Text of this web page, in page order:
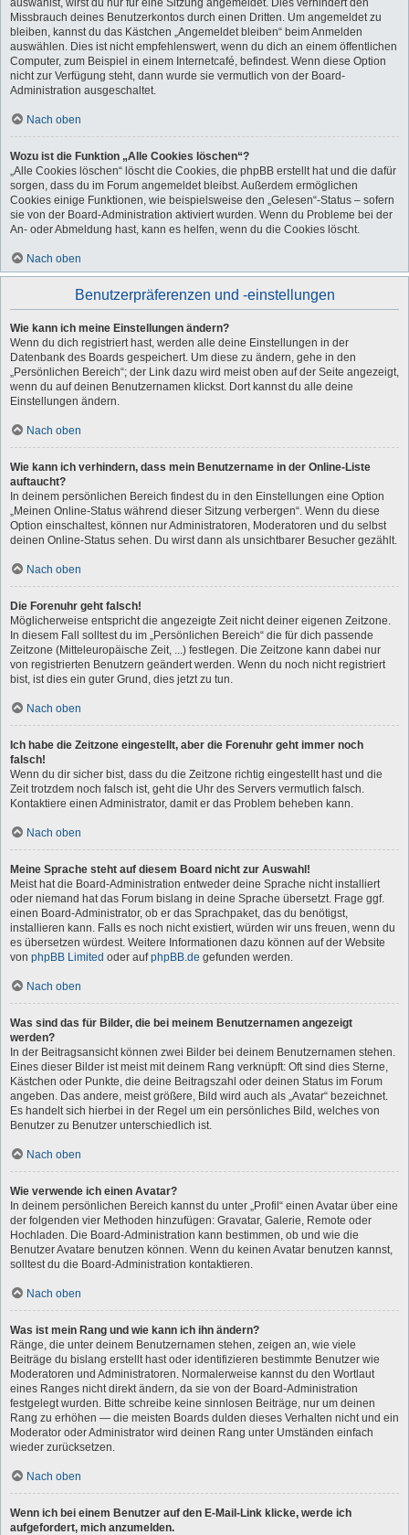
auswählst, wirst du nur für eine Sitzung angemeldet. Dies verhindert den
Missbrauch deines Benutzerkontos durch einen Dritten. Um angemeldet zu
bleiben, kannst du das Kästchen „Angemeldet bleiben“ beim Anmelden
auswählen. Dies ist nicht empfehlenswert, wenn du dich an einem öffentlichen
Computer, zum Beispiel in einem Internetcafé, befindest. Wenn diese Option
nicht zur Verfügung steht, dann wurde sie vermutlich von der Board-
Administration ausgeschaltet.
Nach oben
Wozu ist die Funktion „Alle Cookies löschen“?
„Alle Cookies löschen“ löscht die Cookies, die phpBB erstellt hat und die dafür
sorgen, dass du im Forum angemeldet bleibst. Außerdem ermöglichen
Cookies einige Funktionen, wie beispielsweise den „Gelesen“-Status – sofern
sie von der Board-Administration aktiviert wurden. Wenn du Probleme bei der
An- oder Abmeldung hast, kann es helfen, wenn du die Cookies löscht.
Nach oben
Benutzerpräferenzen und -einstellungen
Wie kann ich meine Einstellungen ändern?
Wenn du dich registriert hast, werden alle deine Einstellungen in der
Datenbank des Boards gespeichert. Um diese zu ändern, gehe in den
„Persönlichen Bereich“; der Link dazu wird meist oben auf der Seite angezeigt,
wenn du auf deinen Benutzernamen klickst. Dort kannst du alle deine
Einstellungen ändern.
Nach oben
Wie kann ich verhindern, dass mein Benutzername in der Online-Liste
auftaucht?
In deinem persönlichen Bereich findest du in den Einstellungen eine Option
„Meinen Online-Status während dieser Sitzung verbergen“. Wenn du diese
Option einschaltest, können nur Administratoren, Moderatoren und du selbst
deinen Online-Status sehen. Du wirst dann als unsichtbarer Besucher gezählt.
Nach oben
Die Forenuhr geht falsch!
Möglicherweise entspricht die angezeigte Zeit nicht deiner eigenen Zeitzone.
In diesem Fall solltest du im „Persönlichen Bereich“ die für dich passende
Zeitzone (Mitteleuropäische Zeit, ...) festlegen. Die Zeitzone kann dabei nur
von registrierten Benutzern geändert werden. Wenn du noch nicht registriert
bist, ist dies ein guter Grund, dies jetzt zu tun.
Nach oben
Ich habe die Zeitzone eingestellt, aber die Forenuhr geht immer noch
falsch!
Wenn du dir sicher bist, dass du die Zeitzone richtig eingestellt hast und die
Zeit trotzdem noch falsch ist, geht die Uhr des Servers vermutlich falsch.
Kontaktiere einen Administrator, damit er das Problem beheben kann.
Nach oben
Meine Sprache steht auf diesem Board nicht zur Auswahl!
Meist hat die Board-Administration entweder deine Sprache nicht installiert
oder niemand hat das Forum bislang in deine Sprache übersetzt. Frage ggf.
einen Board-Administrator, ob er das Sprachpaket, das du benötigst,
installieren kann. Falls es noch nicht existiert, würden wir uns freuen, wenn du
es übersetzen würdest. Weitere Informationen dazu können auf der Website
von phpBB Limited oder aufphpBB.de gefunden werden.
Nach oben
Was sind das für Bilder, die bei meinem Benutzernamen angezeigt
werden?
In der Beitragsansicht können zwei Bilder bei deinem Benutzernamen stehen.
Eines dieser Bilder ist meist mit deinem Rang verknüpft: Oft sind dies Sterne,
Kästchen oder Punkte, die deine Beitragszahl oder deinen Status im Forum
angeben. Das andere, meist größere, Bild wird auch als „Avatar“ bezeichnet.
Es handelt sich hierbei in der Regel um ein persönliches Bild, welches von
Benutzer zu Benutzer unterschiedlich ist.
Nach oben
Wie verwende ich einen Avatar?
In deinem persönlichen Bereich kannst du unter „Profil“ einen Avatar über eine
der folgenden vier Methoden hinzufügen: Gravatar, Galerie, Remote oder
Hochladen. Die Board-Administration kann bestimmen, ob und wie die
Benutzer Avatare benutzen können. Wenn du keinen Avatar benutzen kannst,
solltest du die Board-Administration kontaktieren.
Nach oben
Was ist mein Rang und wie kann ich ihn ändern?
Ränge, die unter deinem Benutzernamen stehen, zeigen an, wie viele
Beiträge du bislang erstellt hast oder identifizieren bestimmte Benutzer wie
Moderatoren und Administratoren. Normalerweise kannst du den Wortlaut
eines Ranges nicht direkt ändern, da sie von der Board-Administration
festgelegt wurden. Bitte schreibe keine sinnlosen Beiträge, nur um deinen
Rang zu erhöhen — die meisten Boards dulden dieses Verhalten nicht und ein
Moderator oder Administrator wird deinen Rang unter Umständen einfach
wieder zurücksetzen.
Nach oben
Wenn ich bei einem Benutzer auf den E-Mail-Link klicke, werde ich
aufgefordert, mich anzumelden.